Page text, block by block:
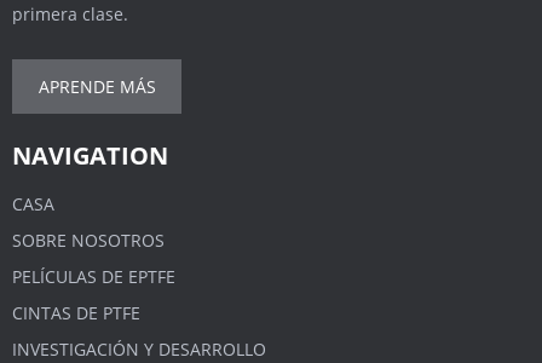
primera clase.
APRENDE MÁS
NAVIGATION
CASA
SOBRE NOSOTROS
PELÍCULAS DE EPTFE
CINTAS DE PTFE
INVESTIGACIÓN Y DESARROLLO